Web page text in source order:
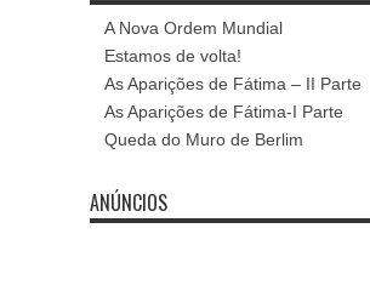
A Nova Ordem Mundial
Estamos de volta!
As Aparições de Fátima – II Parte
As Aparições de Fátima-I Parte
Queda do Muro de Berlim
ANÚNCIOS